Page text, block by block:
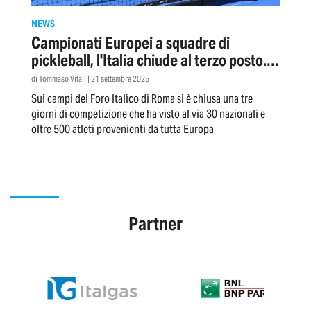
NEWS
Campionati Europei a squadre di
pickleball, l'Italia chiude al terzo posto.
Trionfo della Spagna
di Tommaso Vitali | 21 settembre 2025
Sui campi del Foro Italico di Roma si è chiusa una tre
giorni di competizione che ha visto al via 30 nazionali e
oltre 500 atleti provenienti da tutta Europa
Partner